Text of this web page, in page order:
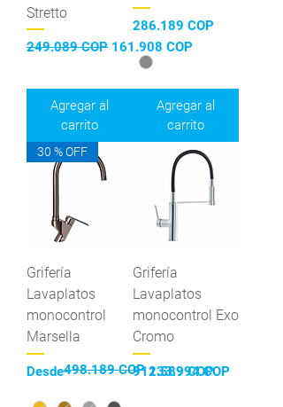
Stretto
Precio
249.089 COP Precio de oferta
161.908 COP
Agregar al
carrito
Precio
286.189 COP
Agregar al
carrito
30 % OFF
Grifería
Lavaplatos
monocontrol
Marsella
Desde
Precio498.189 COP 233.994 COP
Precio de oferta
Grifería
Lavaplatos
monocontrol Exo
Cromo
Precio
911.589 COP